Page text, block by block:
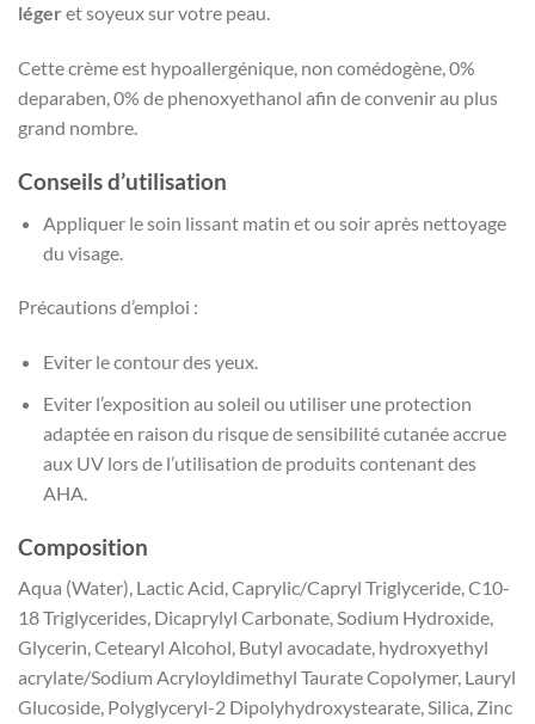
léger et soyeux sur votre peau.
Cette crème est hypoallergénique, non comédogène, 0%
deparaben, 0% de phenoxyethanol afin de convenir au plus
grand nombre.
Conseils d’utilisation
Appliquer le soin lissant matin et ou soir après nettoyage
du visage.
Précautions d’emploi :
Eviter le contour des yeux.
Eviter l’exposition au soleil ou utiliser une protection
adaptée en raison du risque de sensibilité cutanée accrue
aux UV lors de l’utilisation de produits contenant des
AHA.
Composition
Aqua (Water), Lactic Acid, Caprylic/Capryl Triglyceride, C10-
18 Triglycerides, Dicaprylyl Carbonate, Sodium Hydroxide,
Glycerin, Cetearyl Alcohol, Butyl avocadate, hydroxyethyl
acrylate/Sodium Acryloyldimethyl Taurate Copolymer, Lauryl
Glucoside, Polyglyceryl-2 Dipolyhydroxystearate, Silica, Zinc